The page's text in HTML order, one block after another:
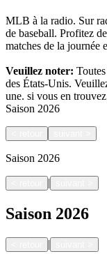
MLB à la radio. Sur
de baseball. Profitez
matches de la journée
Veuillez noter:
des États-Unis.
une. si vous en
Saison 2026
Saison 2026
|
Saison 2026
|